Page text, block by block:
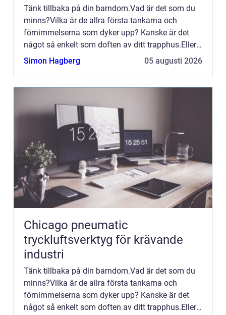
Tänk tillbaka på din barndom.Vad är det som du
minns?Vilka är de allra första tankarna och
förnimmelserna som dyker upp? Kanske är det
något så enkelt som doften av ditt trapphus.Eller
en leksak som du ...
Simon Hagberg 05 augusti 2026
Chicago pneumatic
tryckluftsverktyg för krävande
industri
Tänk tillbaka på din barndom.Vad är det som du
minns?Vilka är de allra första tankarna och
förnimmelserna som dyker upp? Kanske är det
något så enkelt som doften av ditt trapphus.Eller